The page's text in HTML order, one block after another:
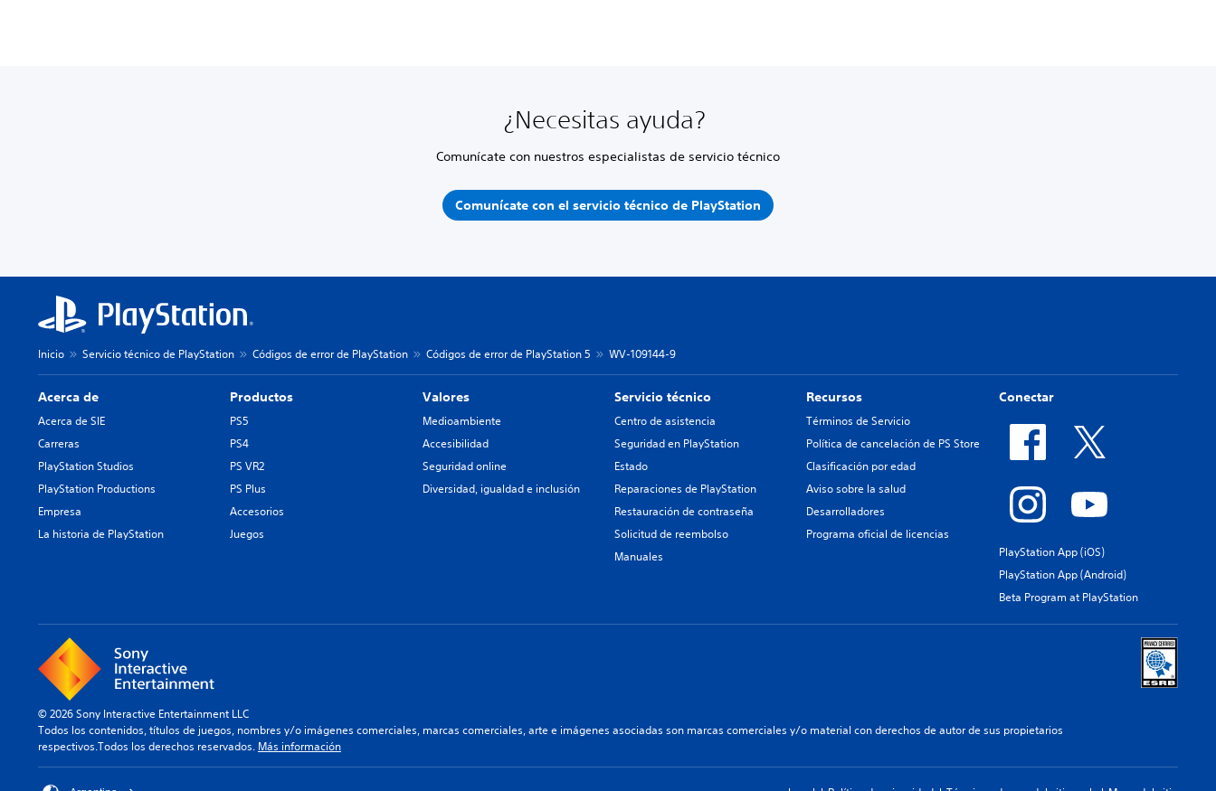
¿Necesitas ayuda?
Comunícate con nuestros especialistas de servicio técnico
Comunícate con el servicio técnico de PlayStation
Inicio Servicio técnico de PlayStation Códigos de error de PlayStation Códigos de error de PlayStation 5 WV-109144-9
Acerca de
Acerca de SIE
Carreras
PlayStation Studios
PlayStation Productions
Empresa
La historia de PlayStation
Productos
PS5
PS4
PS VR2
PS Plus
Accesorios
Juegos
Valores
Medioambiente
Accesibilidad
Seguridad online
Diversidad, igualdad e inclusión
Servicio técnico
Centro de asistencia
Seguridad en PlayStation
Estado
Reparaciones de PlayStation
Restauración de contraseña
Solicitud de reembolso
Manuales
Recursos
Términos de Servicio
Política de cancelación de PS Store
Clasificación por edad
Aviso sobre la salud
Desarrolladores
Programa oficial de licencias
Conectar
PlayStation App (iOS)
PlayStation App (Android)
Beta Program at PlayStation
© 2026 Sony Interactive Entertainment LLC
Todos los contenidos, títulos de juegos, nombres y/o imágenes comerciales, marcas comerciales, arte e imágenes asociadas son marcas comerciales y/o material con derechos de autor de sus propietarios
respectivos.Todos los derechos reservados. Más información